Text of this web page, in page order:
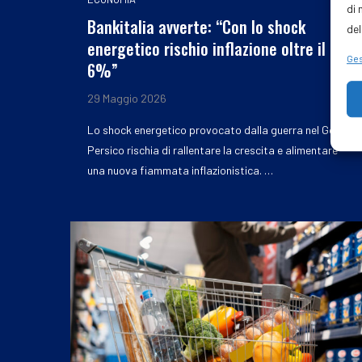
di
Bankitalia avverte: “Con lo shock
energetico rischio inflazione oltre il
6%”
29 Maggio 2026
Lo shock energetico provocato dalla guerra nel Golfo
Persico rischia di rallentare la crescita e alimentare
una nuova fiammata inflazionistica. …